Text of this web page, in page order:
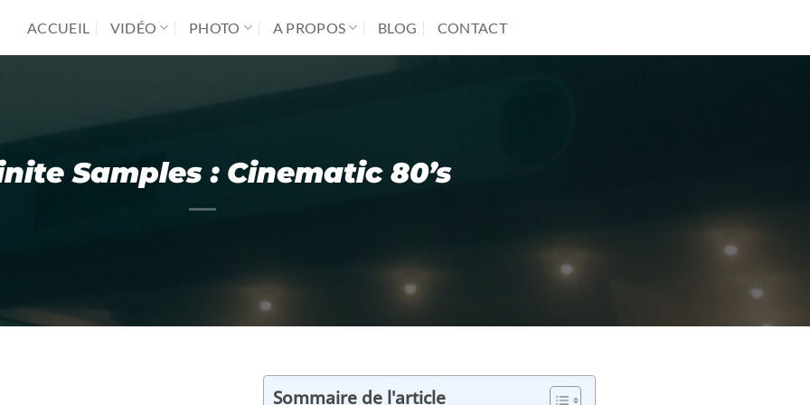
ACCUEIL VIDÉO PHOTO A PROPOS BLOG CONTACT
Samples : Cinematic 80’s
Sommaire de l'article